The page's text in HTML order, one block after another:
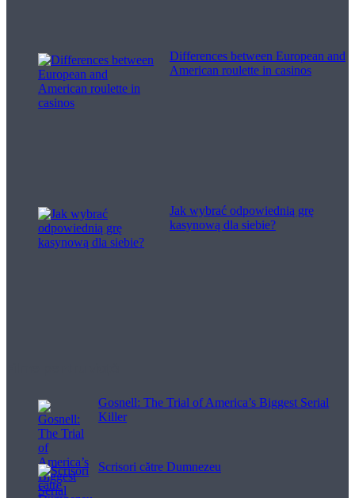
Differences between European and
American roulette in casinos
Jak wybrać odpowiednią grę
kasynową dla siebie?
Gosnell: The Trial of America’s Biggest Serial
Killer
Scrisori către Dumnezeu